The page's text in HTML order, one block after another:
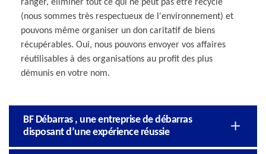
ranger, éliminer tout ce qui ne peut pas être recyclé
(nous sommes très respectueux de l'environnement) et
pouvons même organiser un don caritatif de biens
récupérables. Oui, nous pouvons envoyer vos affaires
réutilisables à des organisations au profit des plus
démunis en votre nom.
BF Débarras , une entreprise de débarras
disposant d’une expérience réussie